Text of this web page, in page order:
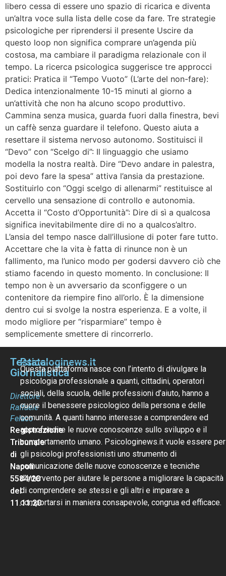
libero cessa di essere uno spazio di ricarica e diventa
un’altra voce sulla lista delle cose da fare. Tre strategie
psicologiche per riprendersi il presente Uscire da
questo loop non significa comprare un’agenda più
costosa, ma cambiare il paradigma relazionale con il
tempo. La ricerca psicologica suggerisce tre approcci
pratici: Pratica il “Tempo Vuoto” (L’arte del non-fare):
Dedica intenzionalmente 10-15 minuti al giorno a
un’attività che non ha alcuno scopo produttivo.
Cammina senza musica, guarda fuori dalla finestra, bevi
un caffè senza guardare il telefono. Questo aiuta a
resettare il sistema nervoso autonomo. Sostituisci il
“Devo” con “Scelgo di”: Il linguaggio che usiamo
modella la nostra realtà. Dire “Devo andare in palestra,
poi devo fare la spesa” attiva l’ansia da prestazione.
Sostituirlo con “Oggi scelgo di allenarmi” restituisce al
cervello una sensazione di controllo e autonomia.
Accetta il “Costo d’Opportunità”: Dire di sì a qualcosa
significa inevitabilmente dire di no a qualcos’altro.
L’ansia del tempo nasce dall’illusione di poter fare tutto.
Accettare che la vita è fatta di rinunce non è un
fallimento, ma l’unico modo per godersi davvero ciò che
stiamo facendo in questo momento. In conclusione: Il
tempo non è un avversario da sconfiggere o un
contenitore da riempire fino all’orlo. È la dimensione
dentro cui si svolge la nostra esperienza. E a volte, il
modo migliore per “risparmiare” tempo è
semplicemente smettere di rincorrerlo.
Testata
Giornalistica
Direttore
Raffaele
Felaco
Registrazione
Tribunale
di
Napoli
5584/20
del
11.11.20
Psicologinews.it
Questa piattaforma nasce con l’intento di divulgare la
psicologia professionale a quanti, cittadini, operatori
sociali, della scuola, delle professioni d’aiuto, hanno a
cuore il benessere psicologico della persona e delle
comunità. A quanti hanno interesse a comprendere ed
approfondire le nuove conoscenze sullo sviluppo e il
comportamento umano. Psicologinews.it vuole essere per
gli psicologi professionisti uno strumento di
comunicazione delle nuove conoscenze e tecniche
d’intervento per aiutare le persone a migliorare la capacità
di comprendere se stessi e gli altri e imparare a
comportarsi in maniera consapevole, congrua ed efficace.